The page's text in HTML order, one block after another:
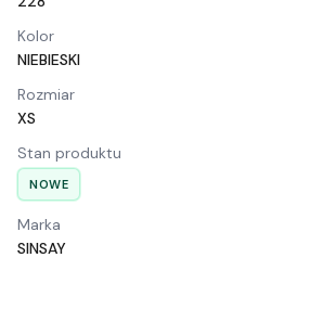
Kolor
NIEBIESKI
Rozmiar
XS
Stan produktu
NOWE
Marka
SINSAY